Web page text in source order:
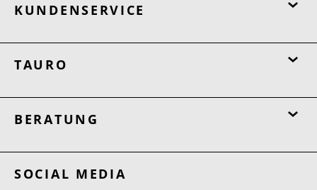
KUNDENSERVICE
TAURO
BERATUNG
SOCIAL MEDIA